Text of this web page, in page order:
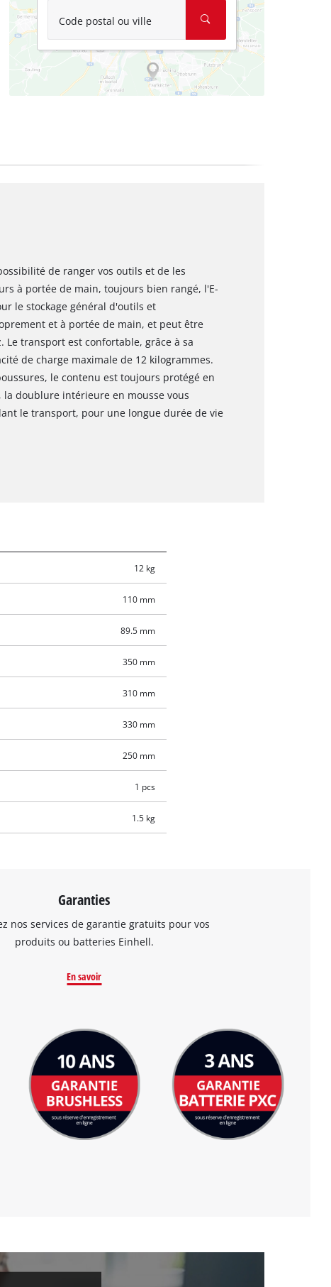
Code postal ou ville
de ranger vos outils et de les
à portée de main, toujours bien rangé, l'E-
le stockage général d'outils et
et à portée de main, et peut être
transport est confortable, grâce à sa
de charge maximale de 12 kilogrammes.
le contenu est toujours protégé en
doublure intérieure en mousse vous
le transport, pour une longue durée de vie
12 kg
110 mm
89.5 mm
350 mm
310 mm
330 mm
250 mm
1 pcs
1.5 kg
Garanties
nos services de garantie gratuits pour vos
produits ou batteries Einhell.
En savoir